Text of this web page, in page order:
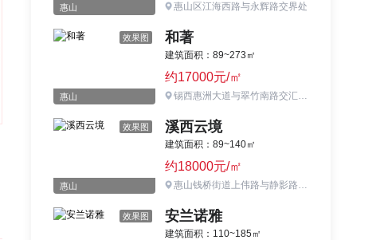
惠山 惠山区江海西路与永辉路交界处
效果图
惠山
和著
建筑面积：89~273㎡
约17000元/㎡
锡西惠洲大道与翠竹南路交汇处向西200米
效果图
惠山
溪西云境
建筑面积：89~140㎡
约18000元/㎡
惠山钱桥街道上伟路与静影路交叉口西南侧
效果图 安兰诺雅
建筑面积：110~185㎡